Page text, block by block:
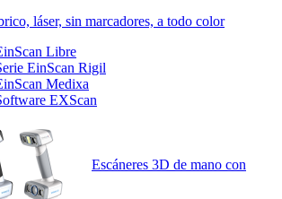
láser, sin marcadores, a todo color
Libre
EinScan Rigil
Medixa
EXScan
Escáneres 3D de mano con